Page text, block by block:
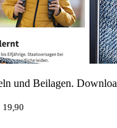
und Beilagen.
19,90